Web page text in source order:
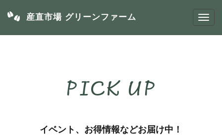
産直市場 グリーンファーム
PICK UP
イベント、お得情報などお届け中！